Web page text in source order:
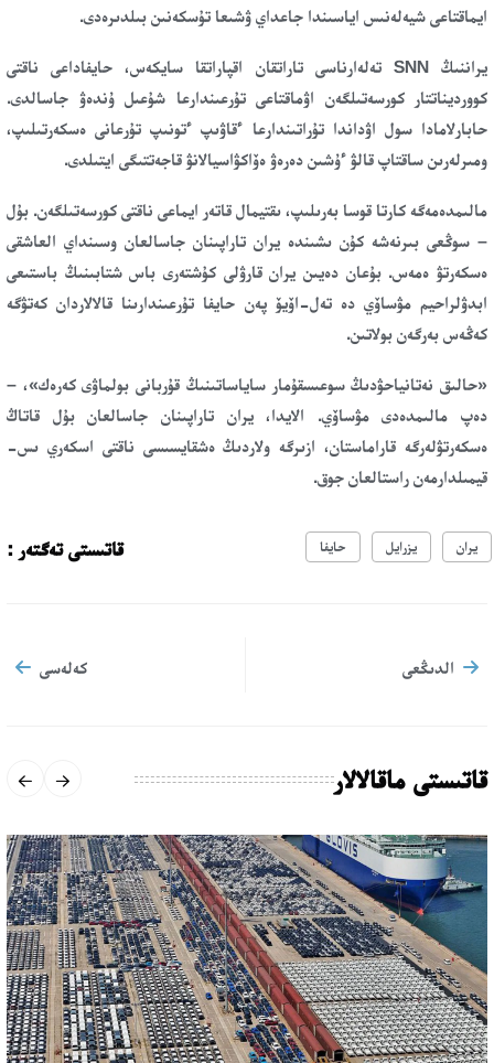
ايماقتاعى شيەلەنىس اياسىندا جاعداي ۋشىعا تۇسكەنىن بىلدىرەدى.
يراننىڭ SNN تەلەارناسى تاراتقان اقپاراتقا سايكەس، حايفاداعى ناقتى
كوورديناتتار كورسەتىلگەن اۋماقتاعى تۇرعىندارعا شۇعىل ۇندەۋ جاسالدى.
حابارلامادا سول اۋداندا تۇراتىندارعا ءقاۋىپ ءتونىپ تۇرعانى ەسكەرتىلىپ،
ومىرلەرىن ساقتاپ قالۋ ءۇشىن دەرەۋ ەۆاكۋاسيالانۋ قاجەتتىگى ايتىلدى.
مالىمدەمەگە كارتا قوسا بەرىلىپ، ىقتيمال قاتەر ايماعى ناقتى كورسەتىلگەن. بۇل
– سوڭعى بىرنەشە كۇن ىشىندە يران تاراپىنان جاسالعان وسىنداي العاشقى
ەسكەرتۋ ەمەس. بۇعان دەيىن يران قارۋلى كۇشتەرى باس شتابىنىڭ باستىعى
ابدۋلراحيم مۋساۆي دە تەل-اۆيۆ پەن حايفا تۇرعىندارىنا قالالاردان كەتۋگە
كەڭەس بەرگەن بولاتىن.
«حالىق نەتانياحۋدىڭ سوعىسقۇمار ساياساتىنىڭ قۇربانى بولماۋى كەرەك»، –
دەپ مالىمدەدى مۋساۆي. الايدا، يران تاراپىنان جاسالعان بۇل قاتاڭ
ەسكەرتۋلەرگە قاراماستان، ازىرگە ولاردىڭ ەشقايسىسى ناقتى اسكەري ىس-
قيمىلدارمەن راستالعان جوق.
قاتىستى تەگتەر : يران يزرايل حايفا
الدىڭعى كەلەسى
قاتىستى ماقالالار